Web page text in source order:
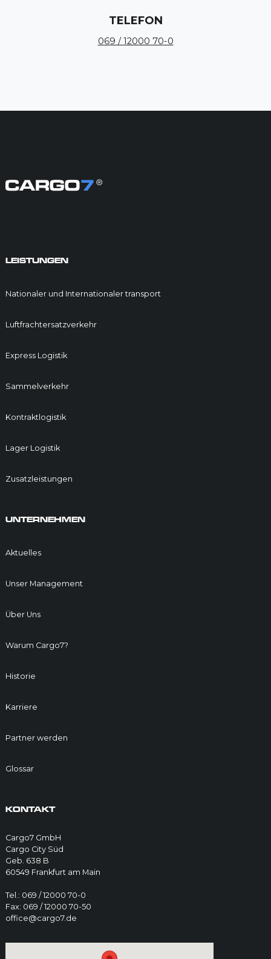
TELEFON
069 / 12000 70-0
LEISTUNGEN
Nationaler und Internationaler transport
Luftfrachtersatzverkehr
Express Logistik
Sammelverkehr
Kontraktlogistik
Lager Logistik
Zusatzleistungen
UNTERNEHMEN
Aktuelles
Unser Management
Über Uns
Warum Cargo7?
Historie
Karriere
Partner werden
Glossar
KONTAKT
Cargo7 GmbH
Cargo City Süd
Geb. 638 B
60549 Frankfurt am Main
Tel.: 069 / 12000 70-0
Fax: 069 / 12000 70-50
office@cargo7.de